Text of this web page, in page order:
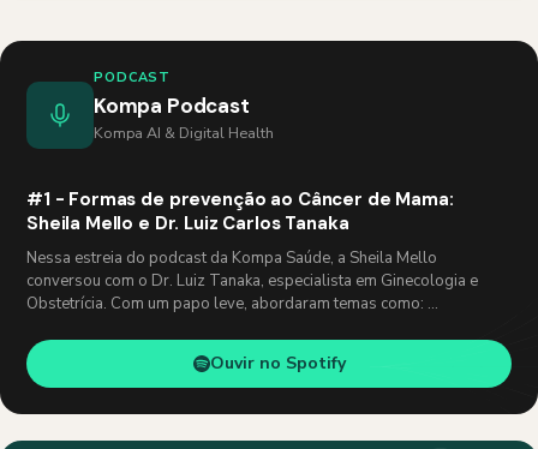
PODCAST
Kompa Podcast
Kompa AI & Digital Health
#1 - Formas de prevenção ao Câncer de Mama:
Sheila Mello e Dr. Luiz Carlos Tanaka
Nessa estreia do podcast da Kompa Saúde, a Sheila Mello
conversou com o Dr. Luiz Tanaka, especialista em Ginecologia e
Obstetrícia. Com um papo leve, abordaram temas como: …
Ouvir no Spotify